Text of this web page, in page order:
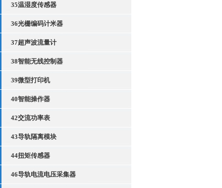
35温湿度传感器
36光栅编码计米器
37超声波流量计
38智能无线控制器
39微型打印机
40智能操作器
42交流功率表
43导轨隔离模块
44扭矩传感器
46导轨电流电压采集器